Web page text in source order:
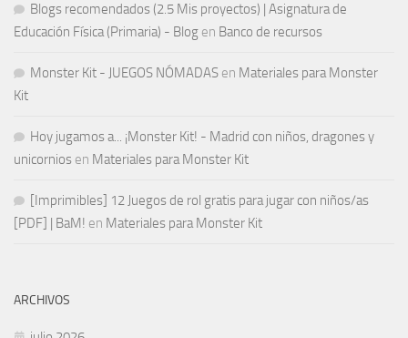
Blogs recomendados (2.5 Mis proyectos) | Asignatura de
Educación Física (Primaria) - Blog en Banco de recursos
Monster Kit - JUEGOS NÓMADAS en Materiales para Monster
Kit
Hoy jugamos a... ¡Monster Kit! - Madrid con niños, dragones y
unicornios en Materiales para Monster Kit
[Imprimibles] 12 Juegos de rol gratis para jugar con niños/as
[PDF] | BaM! en Materiales para Monster Kit
ARCHIVOS